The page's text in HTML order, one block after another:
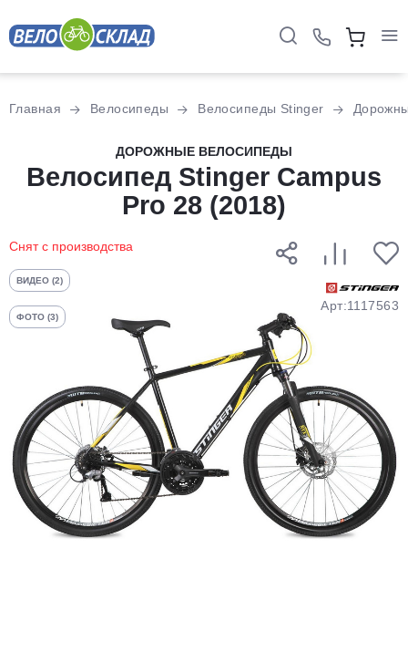
Главная Велосипеды Велосипеды Stinger
ДОРОЖНЫЕ ВЕЛОСИПЕДЫ
Велосипед Stinger Campus
Pro 28 (2018)
Снят с производства
ВИДЕО (2)
ФОТО (3)
Арт:1117563
Разбейте
оплатуна части
без переплат
График платежей
Добавляйте товары
в корзину
Оплачивайте сегодня только
25% картой любого банка